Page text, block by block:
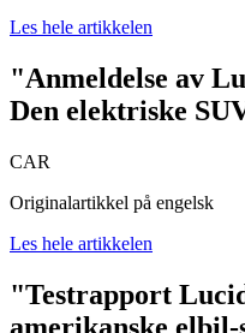
Les hele artikkelen
"Anmeldelse av
Den elektriske
CAR
Originalartikkel på engelsk
Les hele artikkelen
"Testrapport
amerikanske